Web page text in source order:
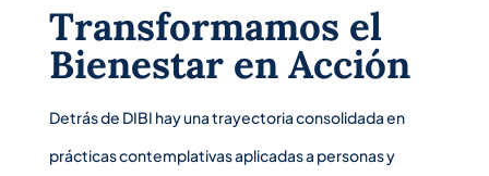
Transformamos el
Bienestar en Acción
Detrás de DIBI hay una trayectoria consolidada en
prácticas contemplativas aplicadas a personas y